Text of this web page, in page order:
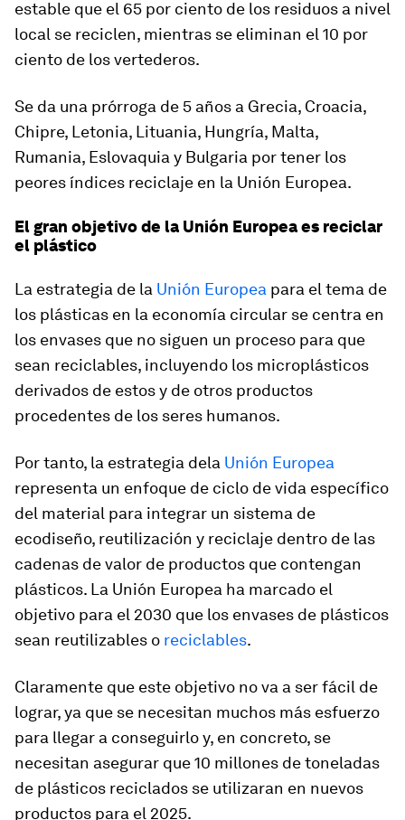
estable que el 65 por ciento de los residuos a nivel
local se reciclen, mientras se eliminan el 10 por
ciento de los vertederos.
Se da una prórroga de 5 años a Grecia, Croacia,
Chipre, Letonia, Lituania, Hungría, Malta,
Rumania, Eslovaquia y Bulgaria por tener los
peores índices reciclaje en la Unión Europea.
El gran objetivo de la Unión Europea es reciclar
el plástico
La estrategia de la Unión Europea para el tema de
los plásticas en la economía circular se centra en
los envases que no siguen un proceso para que
sean reciclables, incluyendo los microplásticos
derivados de estos y de otros productos
procedentes de los seres humanos.
Por tanto, la estrategia dela Unión Europea
representa un enfoque de ciclo de vida específico
del material para integrar un sistema de
ecodiseño, reutilización y reciclaje dentro de las
cadenas de valor de productos que contengan
plásticos. La Unión Europea ha marcado el
objetivo para el 2030 que los envases de plásticos
sean reutilizables o reciclables.
Claramente que este objetivo no va a ser fácil de
lograr, ya que se necesitan muchos más esfuerzo
para llegar a conseguirlo y, en concreto, se
necesitan asegurar que 10 millones de toneladas
de plásticos reciclados se utilizaran en nuevos
productos para el 2025.